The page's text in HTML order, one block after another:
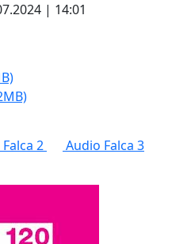
| 14:01
2 Audio Falca 3